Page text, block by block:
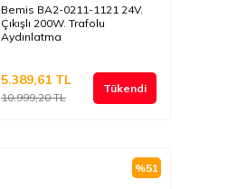
Bemis BA2-0211-1121 24V.
Çıkışlı 200W. Trafolu
Aydınlatma
10.999,20TL
5.389,61 TL Tükendi
%51